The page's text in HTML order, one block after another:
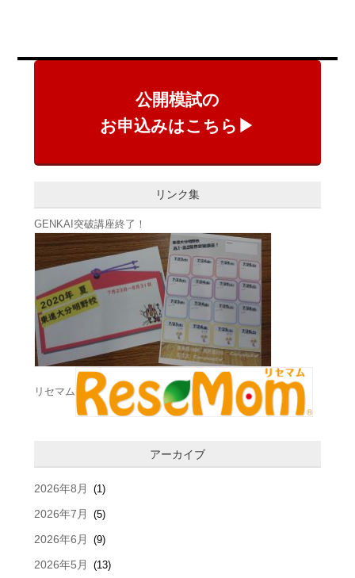
公開模試の
お申込みはこちら▶
リンク集
GENKAI突破講座終了！
リセマム
アーカイブ
2026年8月 (1)
2026年7月 (5)
2026年6月 (9)
2026年5月 (13)